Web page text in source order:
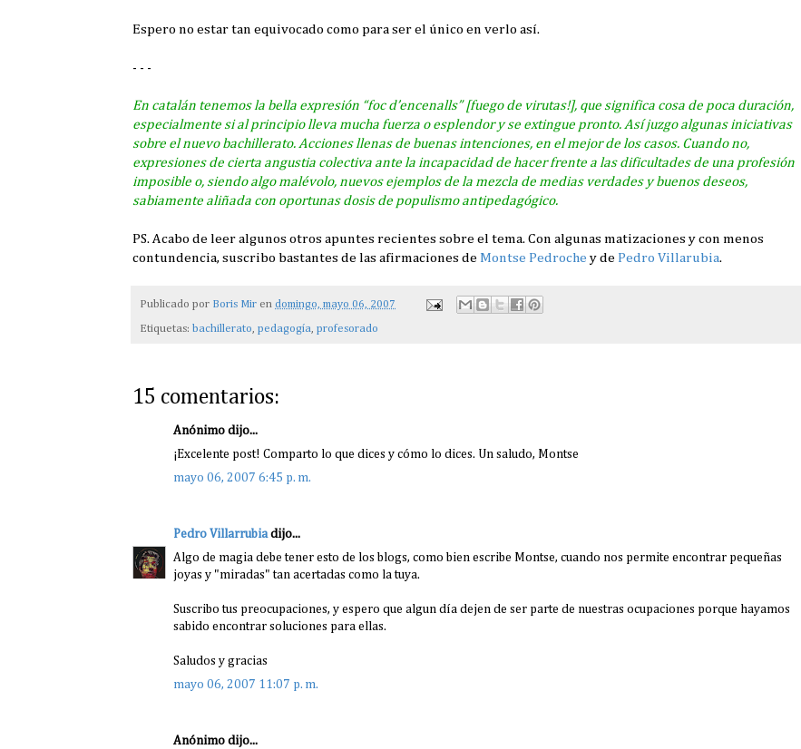
Espero no estar tan equivocado como para ser el único en verlo así.
- - -
En catalán tenemos la bella expresión “foc d’encenalls” [fuego de virutas!], que significa cosa de poca duración,
especialmente si al principio lleva mucha fuerza o esplendor y se extingue pronto. Así juzgo algunas iniciativas
sobre el nuevo bachillerato. Acciones llenas de buenas intenciones, en el mejor de los casos. Cuando no,
expresiones de cierta angustia colectiva ante la incapacidad de hacer frente a las dificultades de una profesión
imposible o, siendo algo malévolo, nuevos ejemplos de la mezcla de medias verdades y buenos deseos,
sabiamente aliñada con oportunas dosis de populismo antipedagógico.
PS. Acabo de leer algunos otros apuntes recientes sobre el tema. Con algunas matizaciones y con menos
contundencia, suscribo bastantes de las afirmaciones de Montse Pedroche y de Pedro Villarubia.
Publicado por Boris Mir en domingo, mayo 06, 2007
Etiquetas: bachillerato, pedagogía, profesorado
15 comentarios:
Anónimo dijo...
¡Excelente post! Comparto lo que dices y cómo lo dices. Un saludo, Montse
mayo 06, 2007 6:45 p. m.
Pedro Villarrubiadijo...
Algo de magia debe tener esto de los blogs, como bien escribe Montse, cuando nos permite encontrar pequeñas
joyas y "miradas" tan acertadas como la tuya.
Suscribo tus preocupaciones, y espero que algun día dejen de ser parte de nuestras ocupaciones porque hayamos
sabido encontrar soluciones para ellas.
Saludos y gracias
mayo 06, 2007 11:07 p. m.
Anónimo dijo...